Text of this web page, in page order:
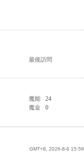
最後訪問
魔能
24
魔金 0
GMT+8, 2026-8-6 15:59